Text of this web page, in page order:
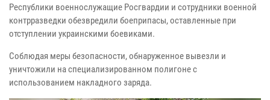
Республики военнослужащие Росгвардии и сотрудники военной
контрразведки обезвредили боеприпасы, оставленные при
отступлении украинскими боевиками.
Соблюдая меры безопасности, обнаруженное вывезли и
уничтожили на специализированном полигоне с
использованием накладного заряда.